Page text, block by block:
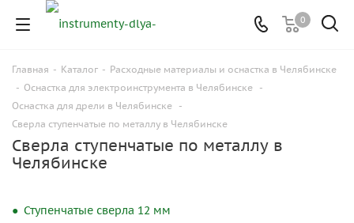
0
Главная - Каталог - Расходные материалы и оснастка в Челябинске
- Оснастка для электроинструмента в Челябинске -
Оснастка для дрели в Челябинске -
Сверла ступенчатые по металлу в Челябинске
Сверла ступенчатые по металлу в
Челябинске
Ступенчатые сверла 12 мм